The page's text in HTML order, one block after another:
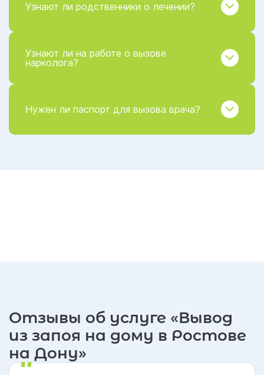
Узнают ли родственники о лечении?
Узнают ли на работе о вызове
нарколога?
Нужен ли паспорт для вызова врача?
Отзывы об услуге «Вывод
из запоя на дому в Ростове
на Дону»